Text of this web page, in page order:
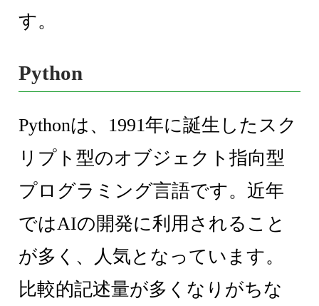
す。
Python
Pythonは、1991年に誕生したスク
リプト型のオブジェクト指向型
プログラミング言語です。近年
ではAIの開発に利用されること
が多く、人気となっています。
比較的記述量が多くなりがちな